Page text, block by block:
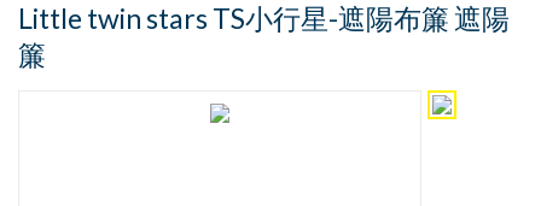
Little twin stars TS小行星-遮陽布簾 遮陽
簾